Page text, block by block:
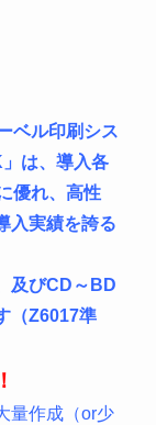
ベル印刷シス
は、導入各
優れ、高性
入実績を誇る
及びCD～BD
（Z6017準
量作成（or少